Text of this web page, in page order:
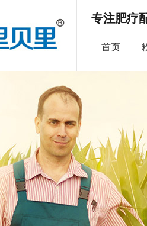
专注肥疗
首页